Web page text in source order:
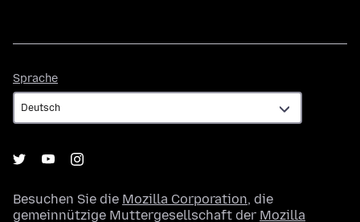
Sprache
Besuchen Sie die Mozilla Corporation, die
gemeinnützige Muttergesellschaft der Mozilla